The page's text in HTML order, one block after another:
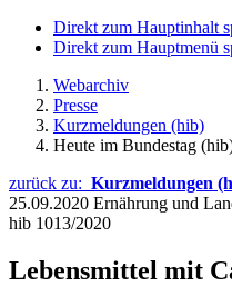
Direkt zum Hauptinhalt
Direkt zum Hauptmenü
Webarchiv
Presse
Kurzmeldungen (hib)
Heute im Bundestag
zurück zu: Kurzmeldungen
25.09.2020 Ernährung und
hib 1013/2020
Lebensmittel mit